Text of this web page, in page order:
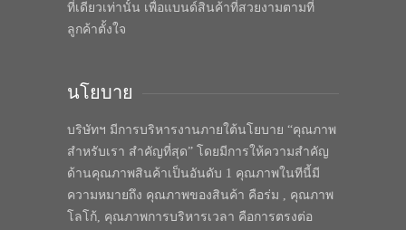
ที่เดียวเท่านั้น เพื่อแบนด์สินค้าที่สวยงามตามที่
ลูกค้าตั้งใจ
นโยบาย
บริษัทฯ มีการบริหารงานภายใต้นโยบาย “คุณภาพ
สำหรับเรา สำคัญที่สุด” โดยมีการให้ความสำคัญ
ด้านคุณภาพสินค้าเป็นอันดับ 1 คุณภาพในทีนี้มี
ความหมายถึง คุณภาพของสินค้า คือร่ม , คุณภาพ
โลโก้, คุณภาพการบริหารเวลา คือการตรงต่อ